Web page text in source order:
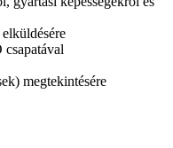
megtekintésére